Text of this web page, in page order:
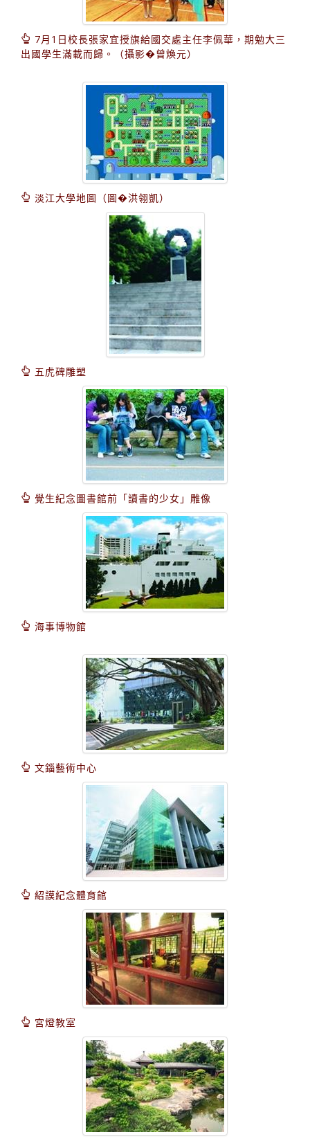
7月1日校長張家宜授旗給國交處主任李佩華，期勉大三
出國學生滿載而歸。（攝影�曾煥元）
淡江大學地圖（圖�洪翎凱）
五虎碑雕塑
覺生紀念圖書館前「讀書的少女」雕像
海事博物館
文錙藝術中心
紹謨紀念體育館
宮燈教室